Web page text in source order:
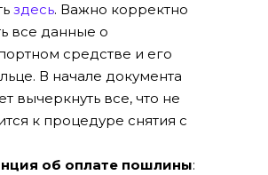
здесь. Важно корректно
все данные о
средстве и его
В начале документа
вычеркнуть все, что не
к процедуре снятия с
об оплате пошлины: